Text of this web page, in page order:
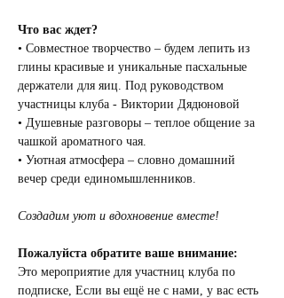
Что вас ждет?
• Совместное творчество – будем лепить из
глины красивые и уникальные пасхальные
держатели для яиц. Под руководством
участницы клуба - Виктории Дядюновой
• Душевные разговоры – теплое общение за
чашкой ароматного чая.
• Уютная атмосфера – словно домашний
вечер среди единомышленников.
Создадим уют и вдохновение вместе!
Пожалуйста обратите ваше внимание:
Это мероприятие для участниц клуба по
подписке, Если вы ещё не с нами, у вас есть